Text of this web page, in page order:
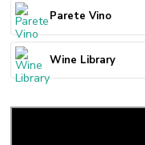
Parete Vino
Wine Library